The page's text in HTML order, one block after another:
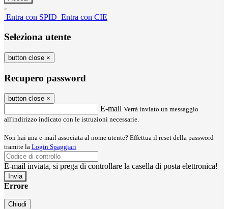
-
Entra con SPID Entra con CIE
Seleziona utente
button close ×
Recupero password
button close ×
E-mail Verrà inviato un messaggio
all'indirizzo indicato con le istruzioni necessarie.
Non hai una e-mail associata al nome utente? Effettua il reset della password
tramite la Login Spaggiari
E-mail inviata, si prega di controllare la casella di posta elettronica!
Errore
Chiudi